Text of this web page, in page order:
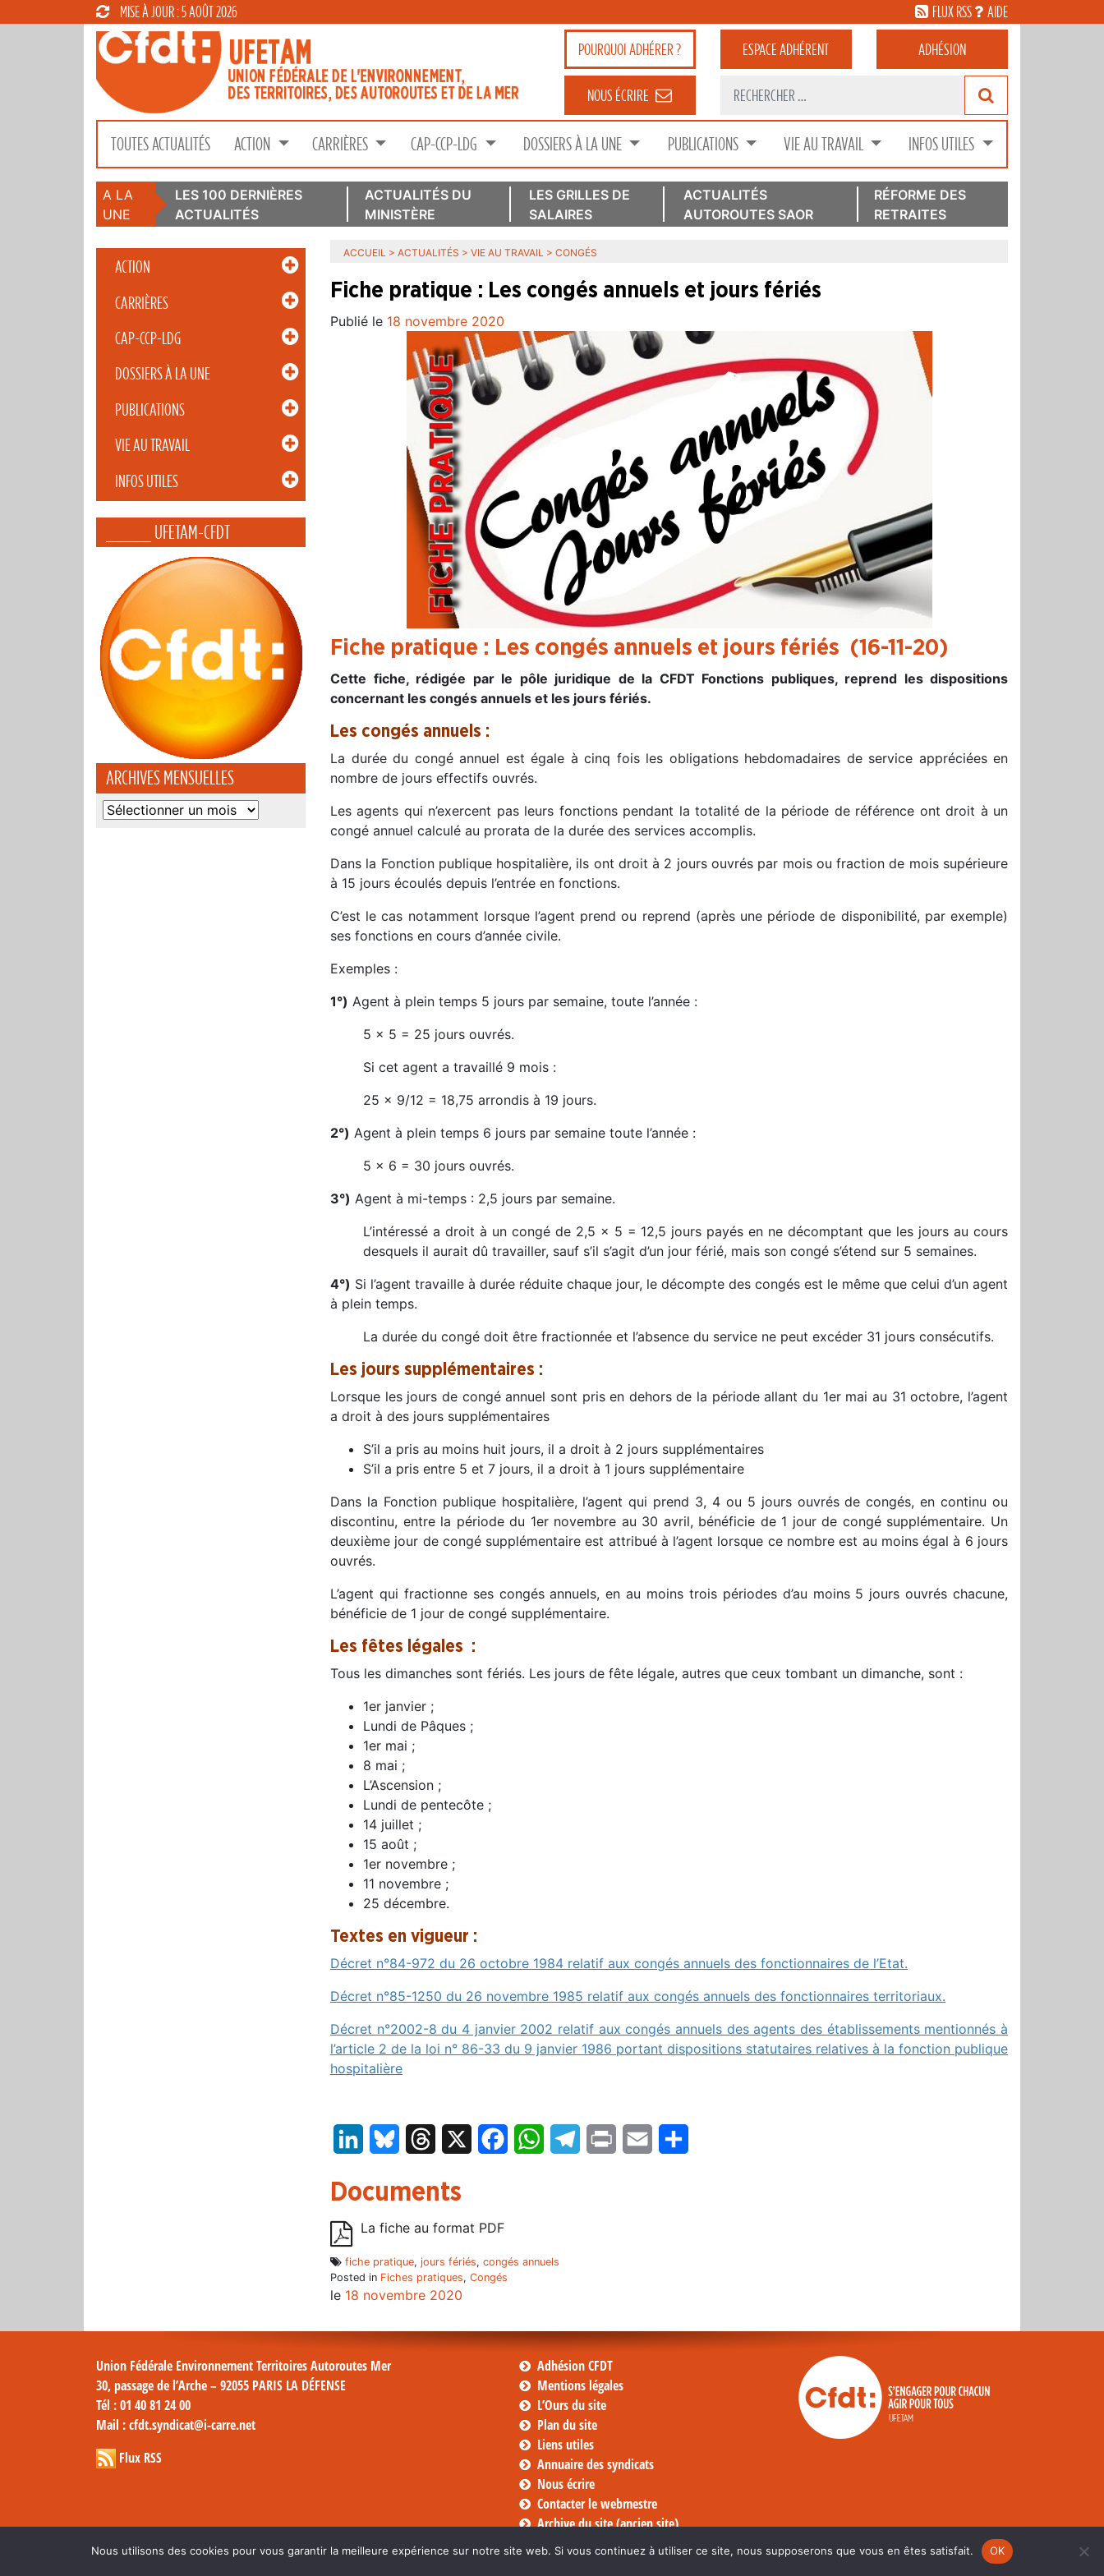
MISE À JOUR : 5 AOÛT 2026 FLUX RSS AIDE
POURQUOIADHÉRER ? ESPACEADHÉRENT ADHÉSION
NOUS ÉCRIRE
TOUTES ACTUALITÉS ACTION CARRIÈRES CAP-CCP-LDG DOSSIERS À LA UNE PUBLICATIONS VIE AU TRAVAIL INFOS UTILES
A LA
UNE
LES 100 DERNIÈRES
ACTUALITÉS
ACTUALITÉS DU
MINISTÈRE
LES GRILLES DE
SALAIRES
ACTUALITÉS
AUTOROUTES SAOR
RÉFORME DES
RETRAITES
ACTION
CARRIÈRES
CAP-CCP-LDG
DOSSIERS À LA UNE
PUBLICATIONS
VIE AU TRAVAIL
INFOS UTILES
_____ UFETAM-CFDT
ARCHIVES MENSUELLES
Archives
ACCUEIL > ACTUALITÉS > VIE AU TRAVAIL > CONGÉS
Fiche pratique : Les congés annuels et jours fériés
Publié le 18 novembre 2020
Fiche pratique : Les congés annuels et jours fériés (16-11-20)
Cette fiche, rédigée par le pôle juridique de la CFDT Fonctions publiques, reprend les dispositions
concernant les congés annuels et les jours fériés.
Les congés annuels :
La durée du congé annuel est égale à cinq fois les obligations hebdomadaires de service appréciées en
nombre de jours effectifs ouvrés.
Les agents qui n’exercent pas leurs fonctions pendant la totalité de la période de référence ont droit à un
congé annuel calculé au prorata de la durée des services accomplis.
Dans la Fonction publique hospitalière, ils ont droit à 2 jours ouvrés par mois ou fraction de mois supérieure
à 15 jours écoulés depuis l’entrée en fonctions.
C’est le cas notamment lorsque l’agent prend ou reprend (après une période de disponibilité, par exemple)
ses fonctions en cours d’année civile.
Exemples :
1°) Agent à plein temps 5 jours par semaine, toute l’année :
5 x 5 = 25 jours ouvrés.
Si cet agent a travaillé 9 mois :
25 x 9/12 = 18,75 arrondis à 19 jours.
2°) Agent à plein temps 6 jours par semaine toute l’année :
5 x 6 = 30 jours ouvrés.
3°) Agent à mi-temps : 2,5 jours par semaine.
L’intéressé a droit à un congé de 2,5 x 5 = 12,5 jours payés en ne décomptant que les jours au cours
desquels il aurait dû travailler, sauf s’il s’agit d’un jour férié, mais son congé s’étend sur 5 semaines.
4°) Si l’agent travaille à durée réduite chaque jour, le décompte des congés est le même que celui d’un agent
à plein temps.
La durée du congé doit être fractionnée et l’absence du service ne peut excéder 31 jours consécutifs.
Les jours supplémentaires :
Lorsque les jours de congé annuel sont pris en dehors de la période allant du 1er mai au 31 octobre, l’agent
a droit à des jours supplémentaires
S’il a pris au moins huit jours, il a droit à 2 jours supplémentaires
S’il a pris entre 5 et 7 jours, il a droit à 1 jours supplémentaire
Dans la Fonction publique hospitalière, l’agent qui prend 3, 4 ou 5 jours ouvrés de congés, en continu ou
discontinu, entre la période du 1er novembre au 30 avril, bénéficie de 1 jour de congé supplémentaire. Un
deuxième jour de congé supplémentaire est attribué à l’agent lorsque ce nombre est au moins égal à 6 jours
ouvrés.
L’agent qui fractionne ses congés annuels, en au moins trois périodes d’au moins 5 jours ouvrés chacune,
bénéficie de 1 jour de congé supplémentaire.
Les fêtes légales :
Tous les dimanches sont fériés. Les jours de fête légale, autres que ceux tombant un dimanche, sont :
1er janvier ;
Lundi de Pâques ;
1er mai ;
8 mai ;
L’Ascension ;
Lundi de pentecôte ;
14 juillet ;
15 août ;
1er novembre ;
11 novembre ;
25 décembre.
Textes en vigueur :
Décret n°84-972 du 26 octobre 1984 relatif aux congés annuels des fonctionnaires de l’Etat.
Décret n°85-1250 du 26 novembre 1985 relatif aux congés annuels des fonctionnaires territoriaux.
Décret n°2002-8 du 4 janvier 2002 relatif aux congés annuels des agents des établissements mentionnés à
l’article 2 de la loi n° 86-33 du 9 janvier 1986 portant dispositions statutaires relatives à la fonction publique
hospitalière
LinkedInBluesky Threads FacebookWhatsAppTelegram
Print Email
Documents
La fiche au format PDF
fiche pratique, jours fériés, congés annuels
Posted in Fiches pratiques, Congés
le 18 novembre 2020
Union Fédérale Environnement Territoires Autoroutes Mer
30, passage de l’Arche – 92055 PARIS LA DÉFENSE
Tél : 01 40 81 24 00
Mail : cfdt.syndicat@i-carre.net
Flux RSS
Adhésion CFDT
Mentions légales
L’Ours du site
Plan du site
Liens utiles
Annuaire des syndicats
Nous écrire
Contacter le webmestre
Archive du site (ancien site)
Nous utilisons des cookies pour vous garantir la meilleure expérience sur notre site web. Si vous continuez à utiliser ce site, nous supposerons que vous en êtes satisfait. OK